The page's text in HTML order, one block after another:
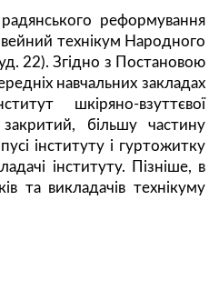
реформування
технікум Народного
22). Згідно з Постановою
навчальних закладах
шкіряно-взуттєвої
більшу частину
інституту і гуртожитку
інституту. Пізніше, в
та викладачів технікуму